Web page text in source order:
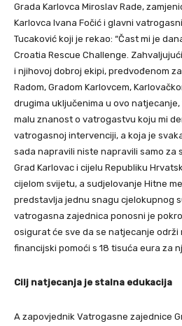
Grada Karlovca Miroslav Rade,
Karlovca Ivana Fočić i glavni
Tucaković koji je rekao: “Čast mi je
Croatia Rescue Challenge.
i njihovoj dobroj ekipi, predvođenom
Radom, Gradom Karlovcem,
drugima uključenima u ovo
malu znanost o vatrogastvu koju mi
vatrogasnoj intervenciji, a koja je
sada napravili niste napravili samo za
Grad Karlovac i cijelu Republiku
cijelom svijetu, a sudjelovanje Hitne
predstavlja jednu snagu cjelokupnog
vatrogasna zajednica ponosni je
osigurat će sve da se natjecanje održi
financijski pomoći s 18 tisuća eura za
Cilj natjecanja je stalna edukacija
A zapovjednik Vatrogasne zajednice